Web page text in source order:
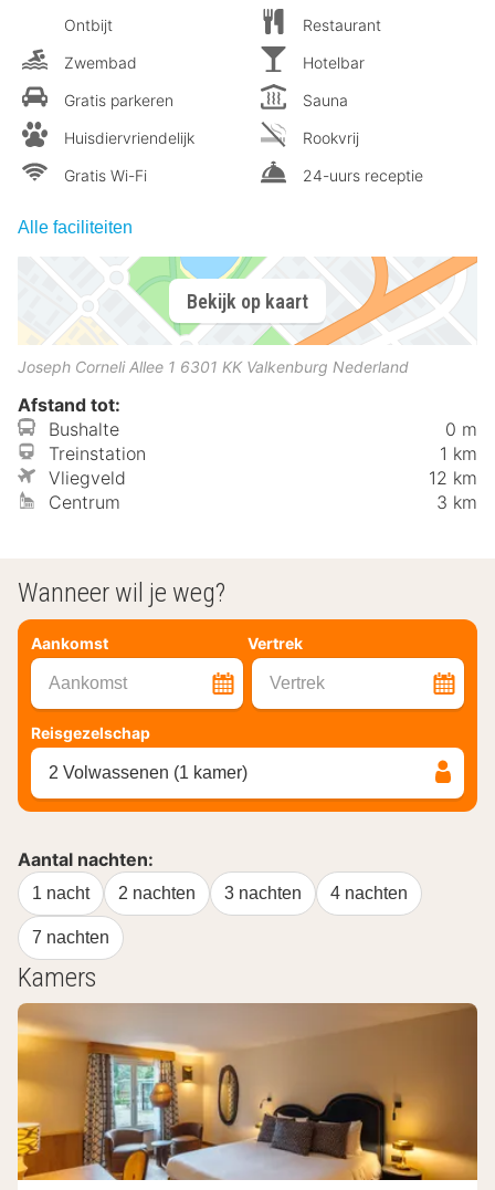
Ontbijt
Zwembad
Gratis parkeren
Huisdiervriendelijk
Gratis Wi-Fi
Restaurant
Hotelbar
Sauna
Rookvrij
24-uurs receptie
Alle faciliteiten
Bekijk op kaart
Joseph Corneli Allee 1 6301 KK Valkenburg Nederland
Afstand tot:
Bushalte
0 m
Treinstation
1 km
Vliegveld
12 km
Centrum
3 km
Wanneer wil je weg?
Aankomst Vertrek
Aankomst Vertrek
Reisgezelschap
2 Volwassenen (1 kamer)
Aantal nachten:
1 nacht 2 nachten 3 nachten 4 nachten
7 nachten
Kamers